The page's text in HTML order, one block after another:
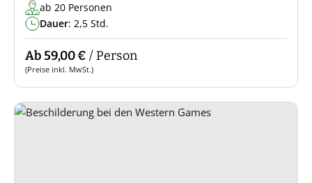
ab 20 Personen
Dauer: 2,5 Std.
Ab 59,00 € / Person
(Preise inkl. MwSt.)